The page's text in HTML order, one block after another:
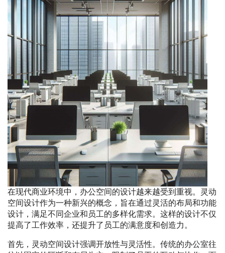
在现代商业环境中，办公空间的设计越来越受到重视。灵动
空间设计作为一种新兴的概念，旨在通过灵活的布局和功能
设计，满足不同企业和员工的多样化需求。这样的设计不仅
提高了工作效率，还提升了员工的满意度和创造力。
首先，灵动空间设计强调开放性与灵活性。传统的办公室往